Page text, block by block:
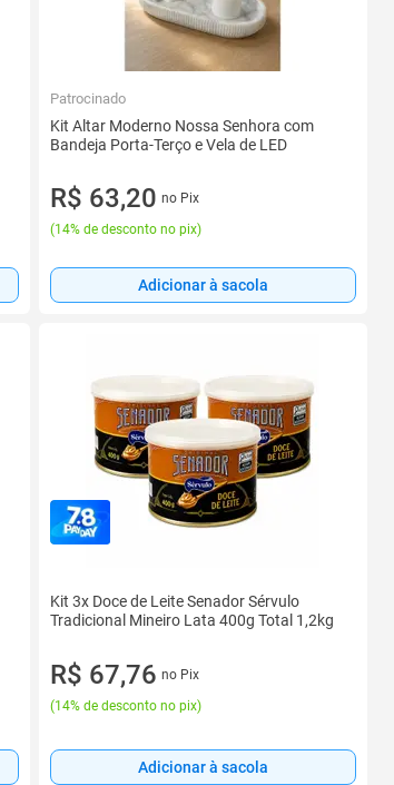
Patrocinado
Kit Altar Moderno Nossa Senhora com
Bandeja Porta-Terço e Vela de LED
R$ 63,20 no Pix
(14% de desconto no pix)
Adicionar à sacola
Kit 3x Doce de Leite Senador Sérvulo
Tradicional Mineiro Lata 400g Total 1,2kg
R$ 67,76 no Pix
(14% de desconto no pix)
Adicionar à sacola